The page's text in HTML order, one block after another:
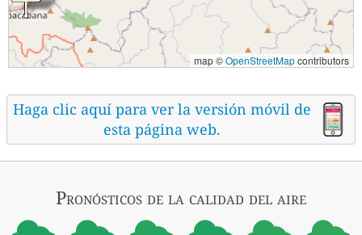
map ©OpenStreetMapcontributors
Haga clic aquí para ver la versión móvil de
esta página web.
Pronósticos de la calidad del aire